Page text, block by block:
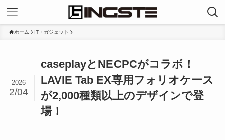
ホーム IT・ガジェット
caseplayとNECPCがコラボ！
LAVIE Tab EX専用フォリオケース
が2,000種類以上のデザインで登
場！
2026
2/04